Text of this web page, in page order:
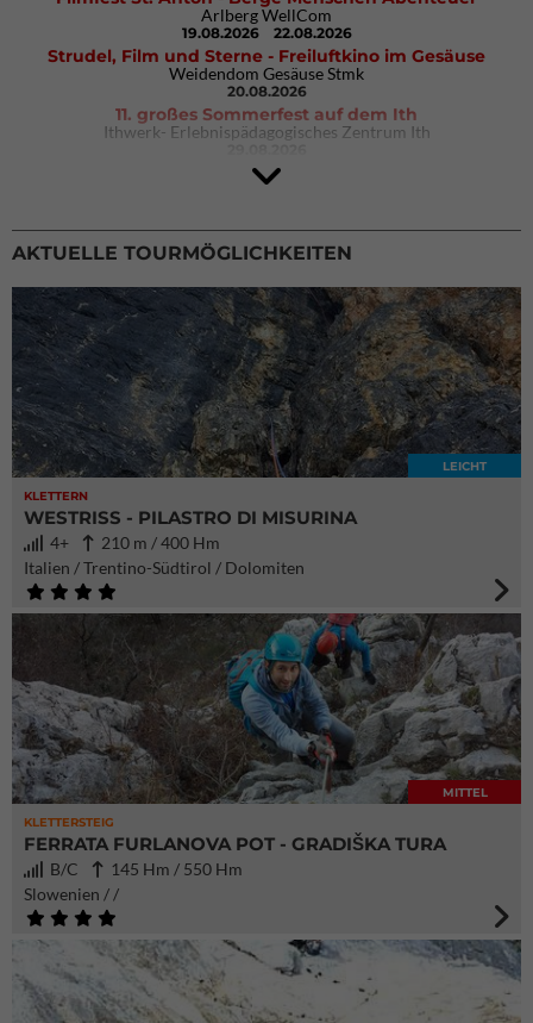
Arlberg WellCom
19.08.2026 22.08.2026
Strudel, Film und Sterne - Freiluftkino im Gesäuse
Weidendom Gesäuse Stmk
20.08.2026
11. großes Sommerfest auf dem Ith
Ithwerk- Erlebnispädagogisches Zentrum Ith
4Blocs KIDS 2026
DAV Kletter- & Boulderzentrum München Süd (Thalkirchen)
AKTUELLE TOURMÖGLICHKEITEN
KLETTERN
LEICHT
WESTRISS - PILASTRO DI MISURINA
4+
210 m / 400 Hm
Italien / Trentino-Südtirol / Dolomiten
KLETTERSTEIG
MITTEL
FERRATA FURLANOVA POT - GRADIŠKA TURA
B/C
145 Hm / 550 Hm
Slowenien / /